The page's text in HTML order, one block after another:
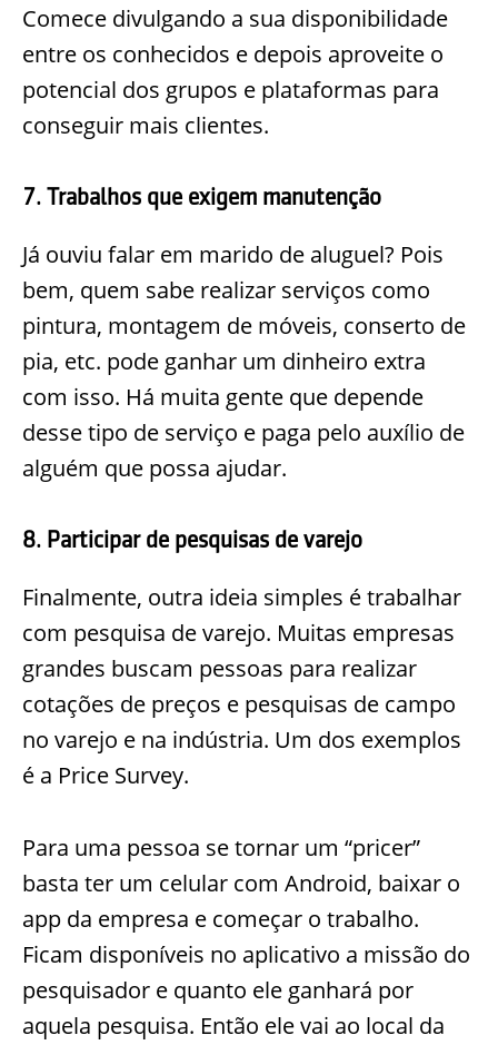
Comece divulgando a sua disponibilidade
entre os conhecidos e depois aproveite o
potencial dos grupos e plataformas para
conseguir mais clientes.
7. Trabalhos que exigem manutenção
Já ouviu falar em marido de aluguel? Pois
bem, quem sabe realizar serviços como
pintura, montagem de móveis, conserto de
pia, etc. pode ganhar um dinheiro extra
com isso. Há muita gente que depende
desse tipo de serviço e paga pelo auxílio de
alguém que possa ajudar.
8. Participar de pesquisas de varejo
Finalmente, outra ideia simples étrabalhar
com pesquisa de varejo. Muitas empresas
grandes buscam pessoas para realizar
cotações de preços e pesquisas de campo
no varejo e na indústria. Um dos exemplos
é a Price Survey.
Para uma pessoa se tornar um “pricer”
basta ter um celular com Android, baixar o
app da empresa e começar o trabalho.
Ficam disponíveis no aplicativo a missão do
pesquisador e quanto ele ganhará por
aquela pesquisa. Então ele vai ao local da